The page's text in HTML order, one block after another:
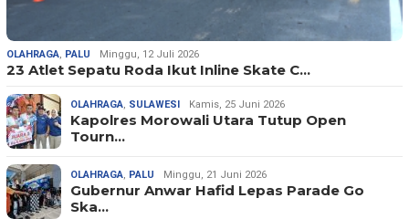
OLAHRAGA PALU Minggu, 12 Juli 2026
23 Atlet Sepatu Roda Ikut Inline Skate C…
OLAHRAGA SULAWESI Kamis, 25 Juni 2026
Kapolres Morowali Utara Tutup Open
Tourn…
OLAHRAGA PALU Minggu, 21 Juni 2026
Gubernur Anwar Hafid Lepas Parade Go
Ska…